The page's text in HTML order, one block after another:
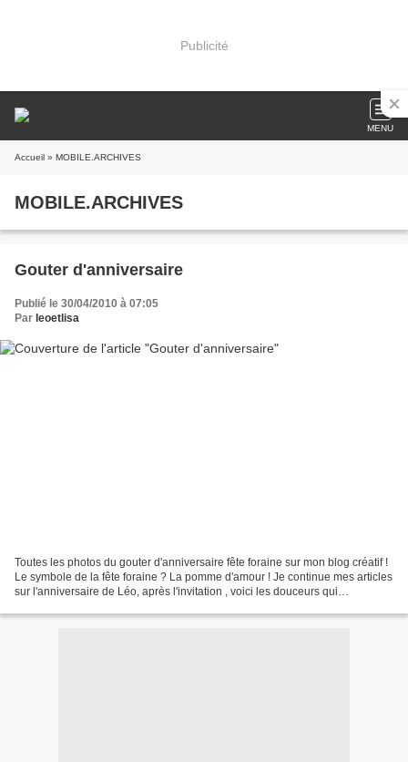
Publicité
MENU
Accueil » MOBILE.ARCHIVES
MOBILE.ARCHIVES
Gouter d'anniversaire
Publié le 30/04/2010 à 07:05
Par leoetlisa
Toutes les photos du gouter d'anniversaire fête foraine sur mon blog créatif !
Le symbole de la fête foraine ? La pomme d'amour ! Je continue mes articles
sur l'anniversaire de Léo, après l'invitation , voici les douceurs qui